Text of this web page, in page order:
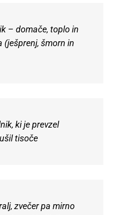
– domače, toplo in
(ješprenj, šmorn in
ki je prevzel
tisoče
zvečer pa mirno